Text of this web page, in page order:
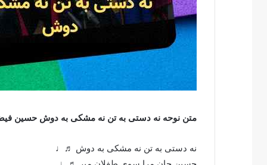
متن نوحه نه دستی به تن نه مشکی به دوش حسین
نه دستی به تن نه مشکی به دوش ♬♩